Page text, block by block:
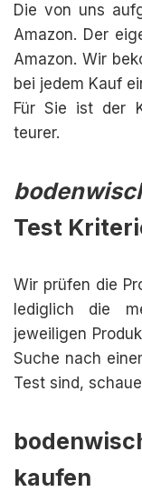
Die von uns
Amazon. Der
Amazon. Wir
bei jedem Kauf
Für Sie ist der
teurer.
Test
Wir prüfen die
lediglich die
jeweiligen
Suche nach
Test sind,
kaufen